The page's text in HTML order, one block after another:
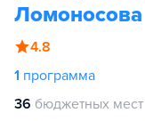
Ломоносова
4.8
1 программа
36 бюджетных мест